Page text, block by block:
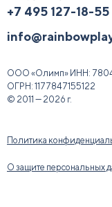
+7 495 127-18-55
ООО «Олимп» ИНН:
ОГРН: 1177847155122
© 2011 — 2026 г.
Политика
О защите персональных